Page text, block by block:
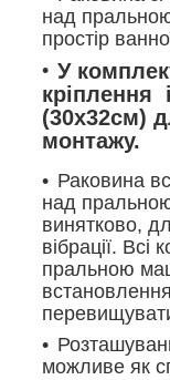
над
простір
У
кріплення
(30х32см)
монтажу.
Раковина
над
винятково,
вібрації. Всі
пральною
можливе як